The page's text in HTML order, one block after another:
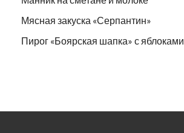
Мясная закуска «Серпантин»
Пирог «Боярская шапка» с яблоками